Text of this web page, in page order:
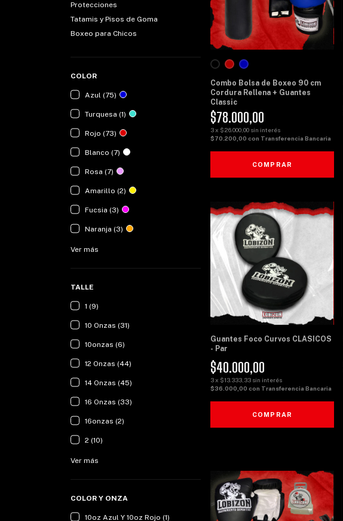
Protecciones
Tatamis y Pisos de Goma
Boxeo para Chicos
COLOR
Azul (75)
Turquesa (1)
Rojo (73)
Blanco (7)
Rosa (7)
Amarillo (2)
Fucsia (3)
Naranja (3)
Ver más
TALLE
1 (9)
10 Onzas (31)
10onzas (6)
12 Onzas (44)
14 Onzas (45)
16 Onzas (33)
16onzas (2)
2 (10)
Ver más
COLOR Y ONZA
10oz Azul Y 10oz Rojo (1)
Combo Bolsa de Boxeo 90 cm
Cordura Rellena + Guantes
Classic
$78.000,00
3x $26.000,00 sin interés
$70.200,00con Transferencia Bancaria
COMPRAR
Guantes Foco Curvos CLASICOS
- Par
$40.000,00
3x $13.333,33 sin interés
$36.000,00con Transferencia Bancaria
COMPRAR